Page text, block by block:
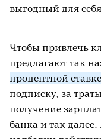
основную
общую
год вы
Разница
и сроках она
выгодный для
Чтобы привлечь
предлагают так
процентной ставке
подписку, за
получение
банка и так